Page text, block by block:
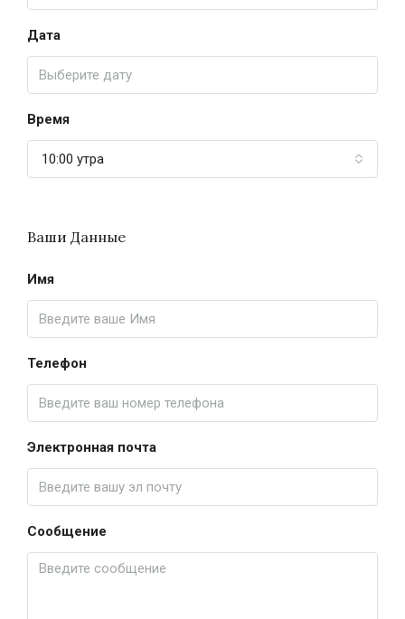
Дата
Время
10:00 утра
Ваши Данные
Имя
Телефон
Электронная почта
Сообщение